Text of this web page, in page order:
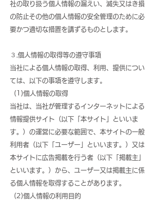
社の取り扱う個人情報の漏えい、滅失又はき損
の防止その他の個人情報の安全管理のために必
要かつ適切な措置を講ずるものとします。
３.個人情報の取得等の遵守事項
当社による個人情報の取得、利用、提供につい
ては、以下の事項を遵守します。
(1)個人情報の取得
当社は、当社が管理するインターネットによる
情報提供サイト（以下「本サイト」といいま
す。）の運営に必要な範囲で、本サイトの一般
利用者（以下「ユーザー」といいます。）又は
本サイトに広告掲載を行う者（以下「掲載主」
といいます。）から、ユーザー又は掲載主に係
る個人情報を取得することがあります。
(2)個人情報の利用目的